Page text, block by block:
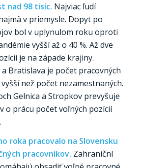
nad 98 tisíc. Najviac ľudí
v priemysle. Dopyt po
bol v uplynulom roku oproti
vyšší až o 40 %. Až dve
je na západe krajiny.
Bratislava je počet pracovných
než počet nezamestnaných.
Gelnica a Stropkov prevyšuje
o prácu počet voľných pozícií
roka pracovalo na Slovensku
pracovníkov. Zahraniční